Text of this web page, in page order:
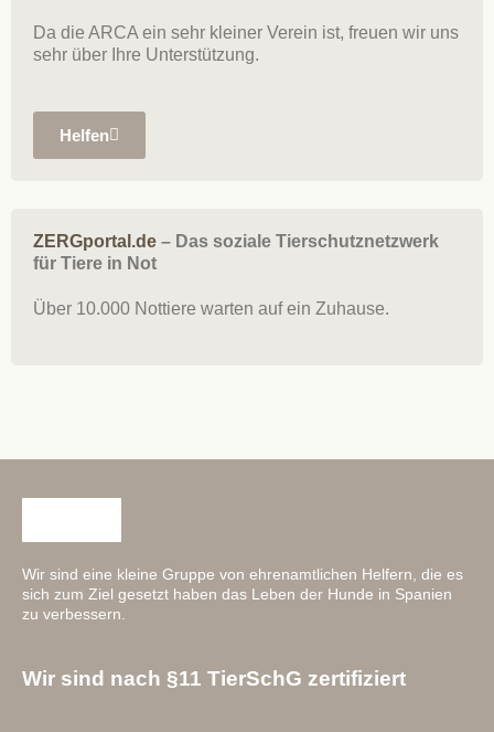
Da die ARCA ein sehr kleiner Verein ist, freuen wir uns
sehr über Ihre Unterstützung.
Helfen
ZERGportal.de – Das soziale Tierschutznetzwerk
für Tiere in Not
Über 10.000 Nottiere warten auf ein Zuhause.
Wir sind eine kleine Gruppe von ehrenamtlichen Helfern, die es
sich zum Ziel gesetzt haben das Leben der Hunde in Spanien
zu verbessern.
Wir sind nach §11 TierSchG zertifiziert